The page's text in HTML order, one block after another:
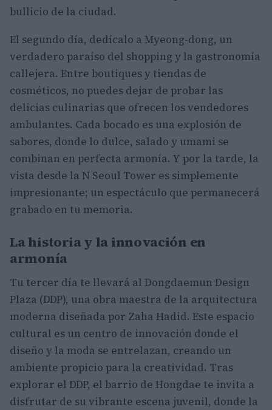
bullicio de la ciudad.
El segundo día, dedícalo a Myeong-dong, un
verdadero paraíso del shopping y la gastronomía
callejera. Entre boutiques y tiendas de
cosméticos, no puedes dejar de probar las
delicias culinarias que ofrecen los vendedores
ambulantes. Cada bocado es una explosión de
sabores, donde lo dulce, salado y umami se
combinan en perfecta armonía. Y por la tarde, la
vista desde la N Seoul Tower es simplemente
impresionante; un espectáculo que permanecerá
grabado en tu memoria.
La historia y la innovación en
armonía
Tu tercer día te llevará al Dongdaemun Design
Plaza (DDP), una obra maestra de la arquitectura
moderna diseñada por Zaha Hadid. Este espacio
cultural es un centro de innovación donde el
diseño y la moda se entrelazan, creando un
ambiente propicio para la creatividad. Tras
explorar el DDP, el barrio de Hongdae te invita a
disfrutar de su vibrante escena juvenil, donde la